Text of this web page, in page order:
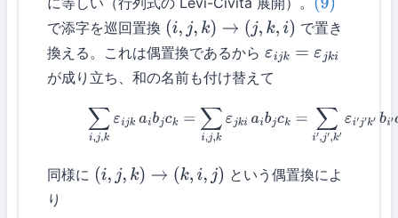
(9)
で添字を巡回置換 (i,j, k) →( ,k,i
で置き
換える。これは偶置換であるから εijk=εj ki
が成り立ち、和の名前も付け替えて
(11)∑i,j,kε ijka b k=∑i j,kεjkia bjc =∑ j′,k′εi′j ′k′b
同様に (i,j, k) →( k,i,j
という偶置換によ
り